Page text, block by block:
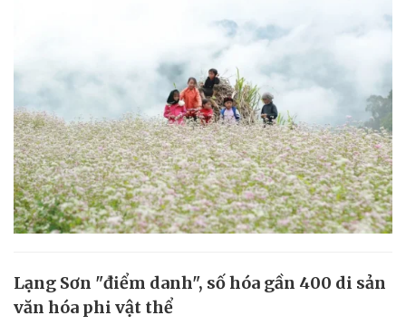
Lạng Sơn "điểm danh", số hóa gần 400 di sản
văn hóa phi vật thể